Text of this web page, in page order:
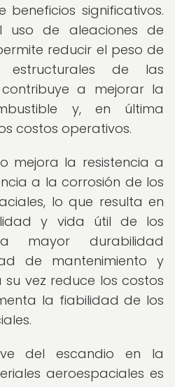
significativos.
uso de aleaciones de
reducir el peso de
estructurales de las
a mejorar la
y, en última
costos operativos.
mejora la resistencia a
a la corrosión de los
lo que resulta en
y vida útil de los
mayor durabilidad
de mantenimiento y
vez reduce los costos
la fiabilidad de los
del escandio en la
aeroespaciales es